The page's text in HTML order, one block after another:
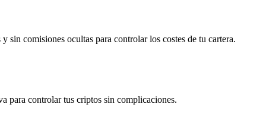
sin comisiones ocultas para controlar los costes de tu cartera.
para controlar tus criptos sin complicaciones.